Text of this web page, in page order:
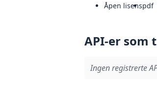
Åpen lisenspdf
API-er som
Ingen registrerte